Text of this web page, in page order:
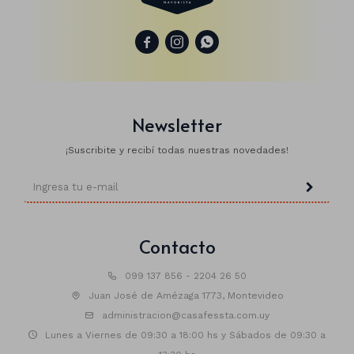
  
Contacto
099 137 856 - 2204 26 50
Juan José de Amézaga 1773, Montevideo
administracion@casafessta.com.uy
Lunes a Viernes de 09:30 a 18:00 hs y Sábados de 09:30 a
Newsletter
¡Suscribite y recibí todas nuestras novedades!
Veladoras